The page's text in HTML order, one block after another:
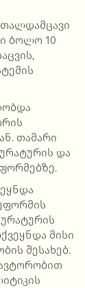
ბოლო 10
თამარი
და
მისი
შესახებ.